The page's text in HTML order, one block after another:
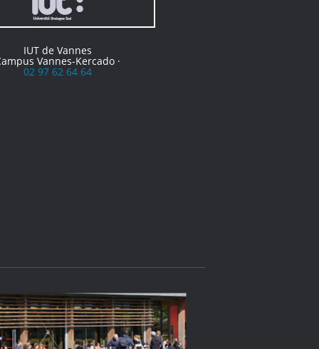
IUT de Vannes
Vannes-Kercado ·
02 97 62 64 64